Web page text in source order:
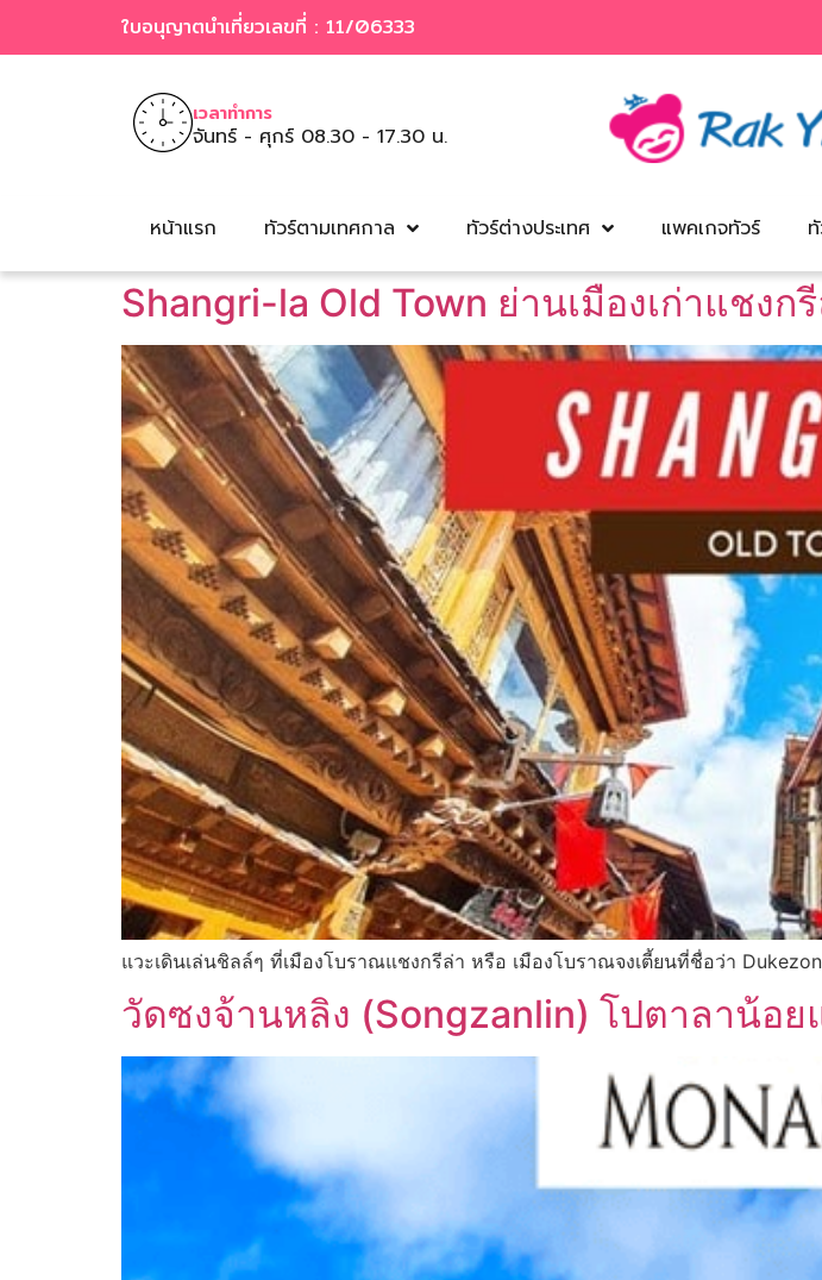
ใบอนุญาตนำเที่ยวเลขที่ : 11/06333
เวลาทำการ
จันทร์ - ศุกร์ 08.30 - 17.30 น.
หน้าแรก ทัวร์ตามเทศกาล ทัวร์ต่างประเทศ แพคเกจทัวร์
Shangri-la Old Town ย่านเมืองเก่าแชงก
แวะเดินเล่นชิลล์ๆ ที่เมืองโบราณแชงกรีล่า หรือ เมืองโบราณจงเตี้ยนที่ชื่อว่า
วัดซงจ้านหลิง (Songzanlin) โปตาลาน้อย